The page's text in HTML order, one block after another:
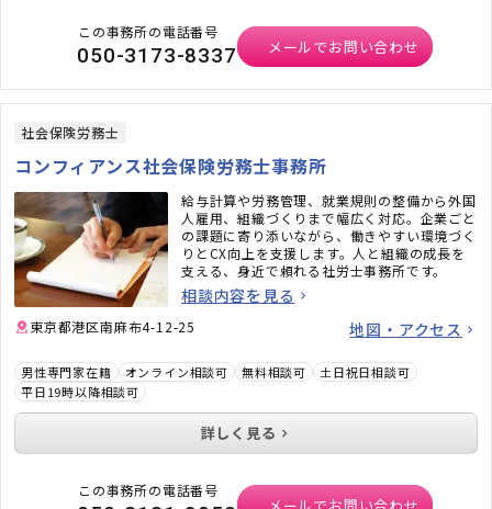
この事務所の電話番号
050-3173-8337 メールでお問い合わせ
社会保険労務士
コンフィアンス社会保険労務士事務所
給与計算や労務管理、就業規則の整備から外国
人雇用、組織づくりまで幅広く対応。企業ごと
の課題に寄り添いながら、働きやすい環境づく
りとCX向上を支援します。人と組織の成長を
支える、身近で頼れる社労士事務所です。
相談内容を見る
東京都港区南麻布4-12-25 地図・アクセス
男性専門家在籍 オンライン相談可 無料相談可
土日祝日相談可
平日19時以降相談可
詳しく見る
この事務所の電話番号